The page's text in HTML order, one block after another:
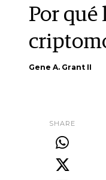
Por qué
Gene A. Grant II
SHARE